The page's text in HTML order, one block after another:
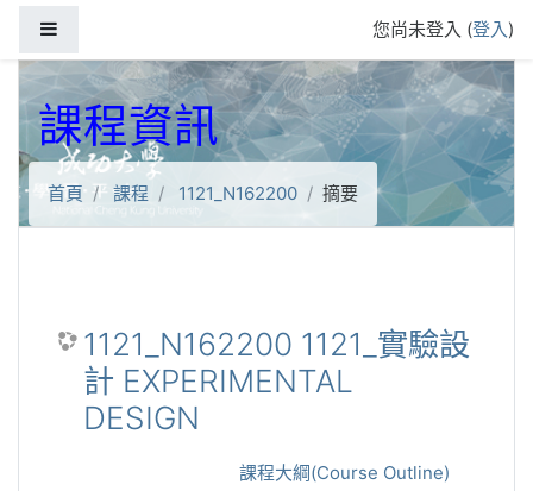
您尚未登入 (登入)
課程資訊
首頁 課程 1121_N162200 摘要
1121_N162200 1121_實驗設
計 EXPERIMENTAL
DESIGN
課程大綱(Course Outline)